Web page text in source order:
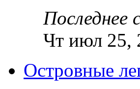
Последнее
Чт июл 25,
Островные